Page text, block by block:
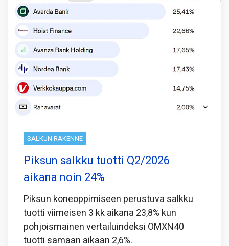
SALKUN RAKENNE
Piksun salkku tuotti Q2/2026
aikana noin 24%
Piksun koneoppimiseen perustuva salkku
tuotti viimeisen 3 kk aikana 23,8% kun
pohjoismainen vertailuindeksi OMXN40
tuotti samaan aikaan 2,6%.